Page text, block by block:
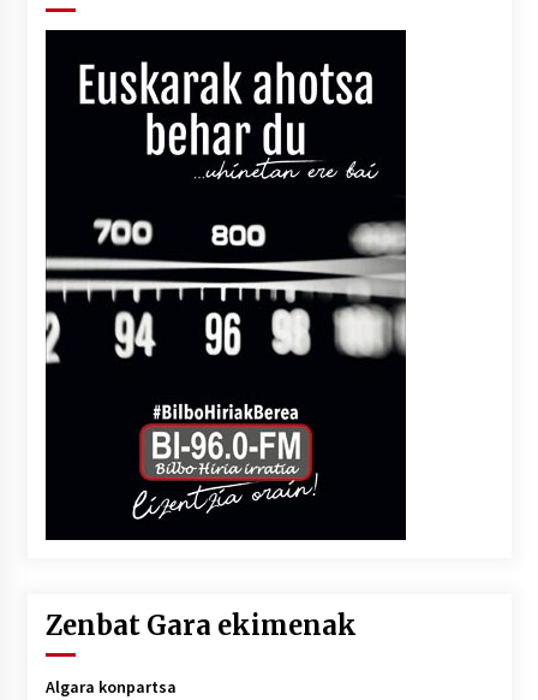
Zenbat Gara ekimenak
Algara konpartsa